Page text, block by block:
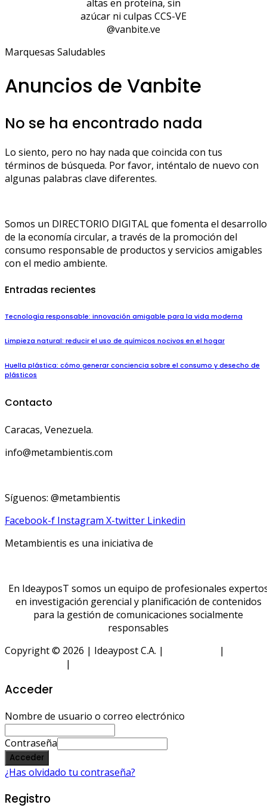
altas en proteína, sin
azúcar ni culpas CCS-VE
@vanbite.ve
Marquesas Saludables
Anuncios de Vanbite
No se ha encontrado nada
Lo siento, pero no hay nada que coincida con tus
términos de búsqueda. Por favor, inténtalo de nuevo con
algunas palabras clave diferentes.
Somos un DIRECTORIO DIGITAL que fomenta el desarrollo
de la economía circular, a través de la promoción del
consumo responsable de productos y servicios amigables
con el medio ambiente.
Entradas recientes
Tecnología responsable: innovación amigable para la vida moderna
Limpieza natural: reducir el uso de químicos nocivos en el hogar
Huella plástica: cómo generar conciencia sobre el consumo y desecho de
plásticos
Contacto
Caracas, Venezuela.
info@metambientis.com
Síguenos: @metambientis
Facebook-f Instagram X-twitter Linkedin
Metambientis es una iniciativa de
En IdeayposT somos un equipo de profesionales
en investigación gerencial y planificación de contenidos
para la gestión de comunicaciones socialmente
responsables
Copyright © 2026 | Ideaypost C.A. |
|
|
Acceder
Nombre de usuario o correo electrónico
Contraseña
Acceder
¿Has olvidado tu contraseña?
Registro